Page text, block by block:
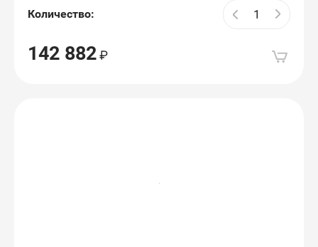
Количество:
142 882